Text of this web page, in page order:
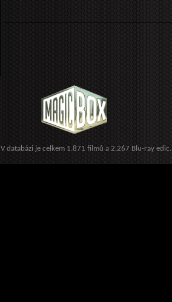
V databázi je celkem 1.871 filmů a 2.267 Blu-ray edic.